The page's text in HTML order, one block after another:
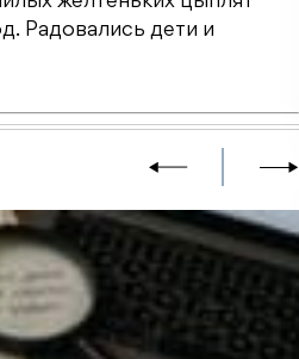
Радовались дети и